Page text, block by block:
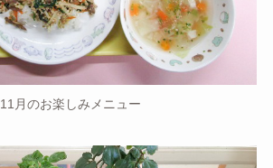
11月のお楽しみメニュー